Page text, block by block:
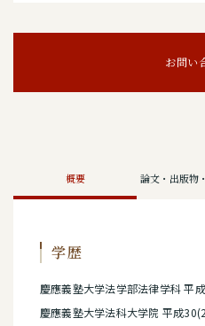
お問い
概要 論文・出版物
学歴
慶應義塾大学法学部法律学科 平
慶應義塾大学法科大学院 平成